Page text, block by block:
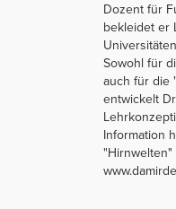
Dozent für
bekleidet er
Sowohl für
auch für die
entwickelt
Information
"Hirnwelten"